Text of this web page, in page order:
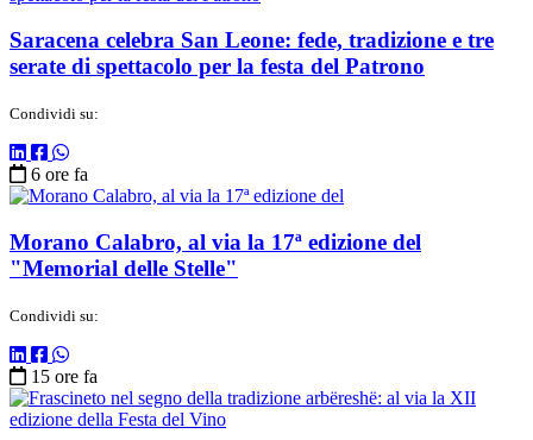
Saracena celebra San Leone: fede, tradizione e tre
serate di spettacolo per la festa del Patrono
Condividi su:
6 ore fa
Morano Calabro, al via la 17ª edizione del
"Memorial delle Stelle"
Condividi su:
15 ore fa